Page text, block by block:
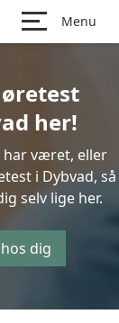
Menu
her!
har været, eller
i Dybvad, så
selv lige her.
dig